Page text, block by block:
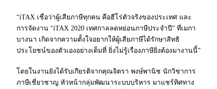
“iTAX เชื่อว่าผู้เสียภาษีทุกคน คือฮีโร่ตัวจริงของประเทศ และ
การจัดงาน “iTAX 2020 เทศกาลลดหย่อนภาษีประจำปี” ที่เมกา
บางนา เกิดจากความตั้งใจอยากให้ผู้เสียภาษีได้รักษาสิทธิ
ประโยชน์ของตัวเองอย่างเต็มที่ ยิ่งไม่รู้เรื่องภาษียิ่งต้องมางานนี้”
โดยในงานยังได้รับเกียรติจากคุณจิตรา พงษ์พานิช นักวิชาการ
ภาษีเชี่ยวชาญ หัวหน้ากลุ่มพัฒนาระบบบริหาร มาแชร์ทิศทาง